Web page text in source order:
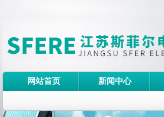
网站首页 新闻中心